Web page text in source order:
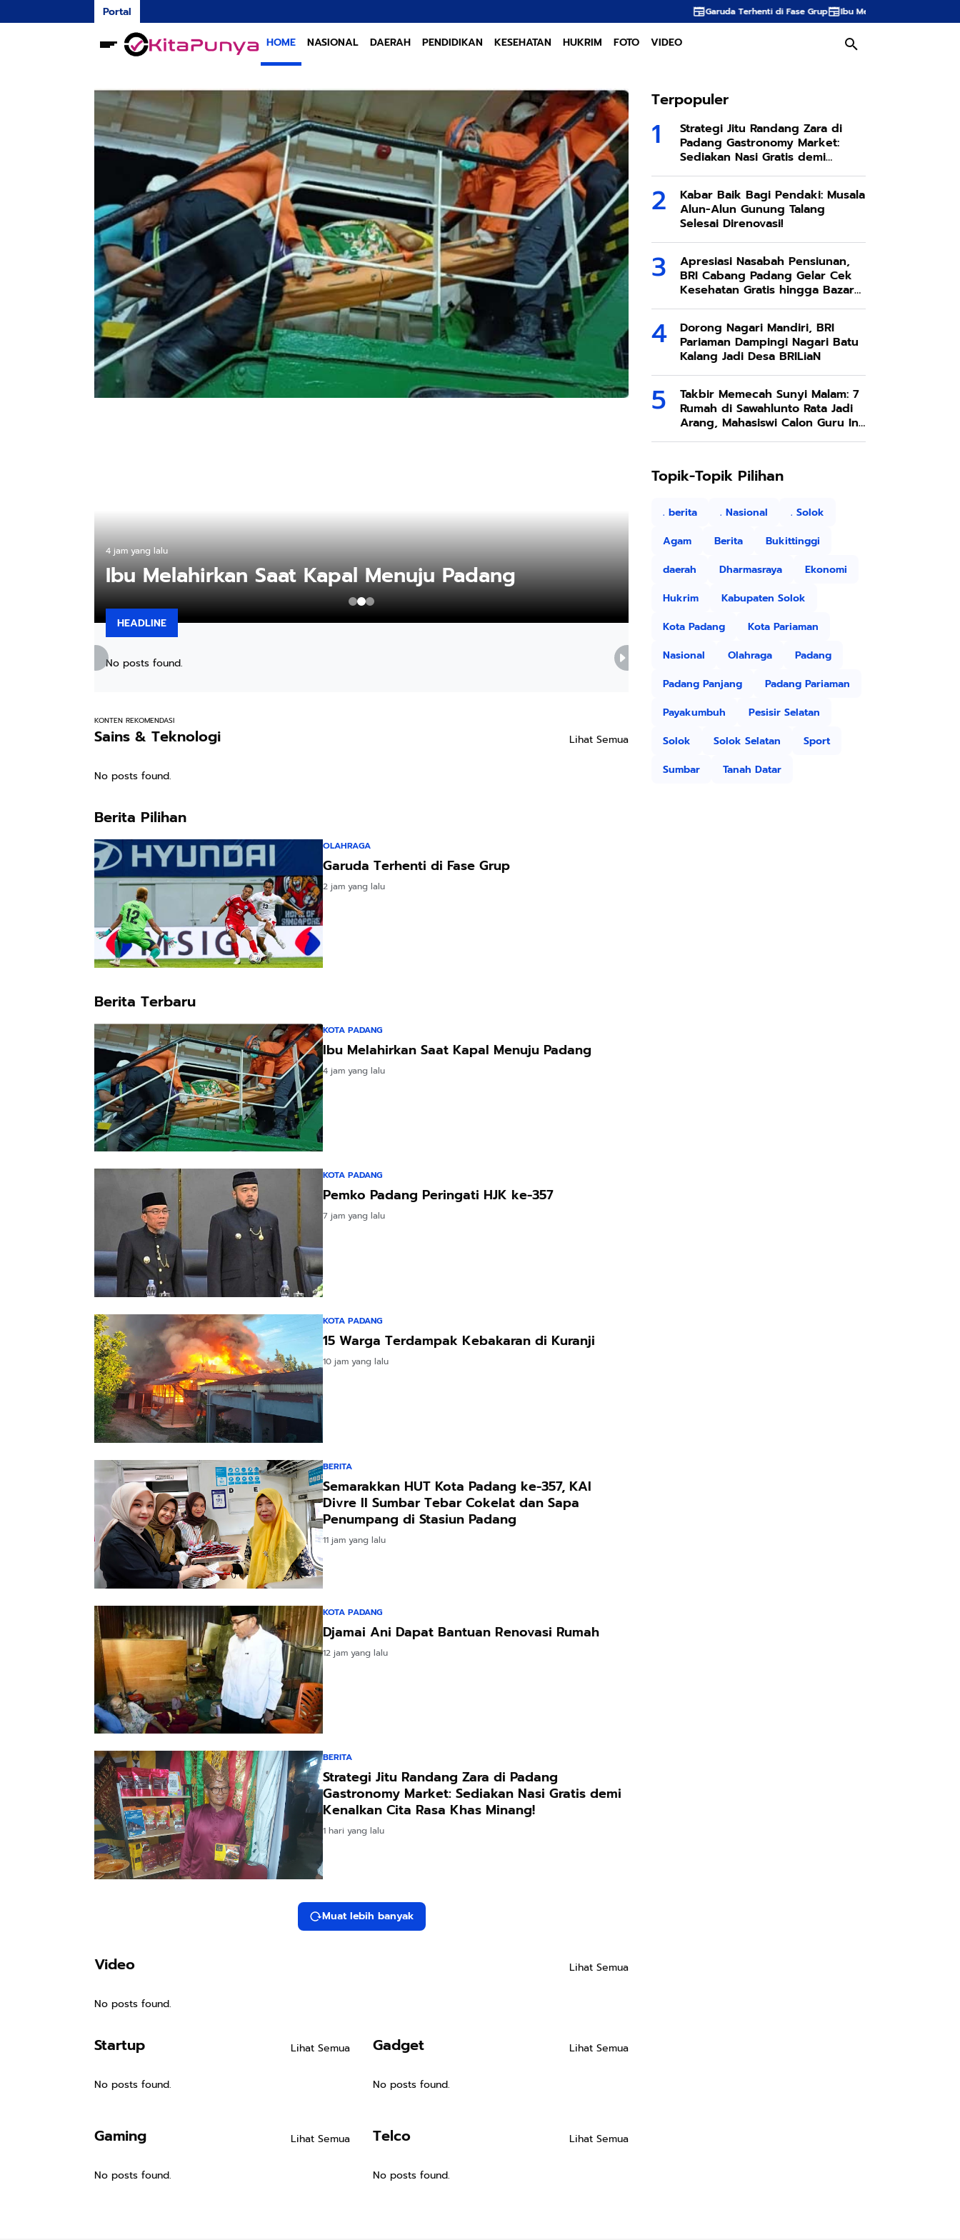
Portal Garuda Terhenti di Fase Grup Ibu Melahirkan Saat Kapal Menuju
HOME NASIONAL DAERAH PENDIDIKAN KESEHATAN HUKRIM FOTO VIDEO
HEADLINE
4 jam yang lalu
Ibu Melahirkan Saat Kapal Menuju Padang
7 jam yang lalu
Pemko Padang Peringati HJK
No posts found.
KONTEN REKOMENDASI
Sains & Teknologi Lihat Semua
No posts found.
Berita Pilihan
OLAHRAGA
Garuda Terhenti di Fase Grup
2 jam yang lalu
Berita Terbaru
KOTA PADANG
Ibu Melahirkan Saat Kapal Menuju Padang
4 jam yang lalu
KOTA PADANG
Pemko Padang Peringati HJK ke-357
7 jam yang lalu
KOTA PADANG
15 Warga Terdampak Kebakaran di Kuranji
10 jam yang lalu
BERITA
Semarakkan HUT Kota Padang ke-357, KAI
Divre II Sumbar Tebar Cokelat dan Sapa
Penumpang di Stasiun Padang
11 jam yang lalu
KOTA PADANG
Djamai Ani Dapat Bantuan Renovasi Rumah
12 jam yang lalu
BERITA
Strategi Jitu Randang Zara di Padang
Gastronomy Market: Sediakan Nasi Gratis demi
Kenalkan Cita Rasa Khas Minang!
1 hari yang lalu
Muat lebih banyak
Video Lihat Semua
No posts found.
Startup Lihat Semua
No posts found.
Gadget Lihat Semua
No posts found.
Gaming Lihat Semua
No posts found.
Telco Lihat Semua
No posts found.
Terpopuler
Strategi Jitu Randang Zara di
Padang Gastronomy Market:
Sediakan Nasi Gratis demi
Kenalkan Cita Rasa Khas Minang!
Kabar Baik Bagi Pendaki: Musala
Alun-Alun Gunung Talang
Selesai Direnovasi!
Apresiasi Nasabah Pensiunan,
BRI Cabang Padang Gelar Cek
Kesehatan Gratis hingga Bazar
UMKM
Dorong Nagari Mandiri, BRI
Pariaman Dampingi Nagari Batu
Kalang Jadi Desa BRILiaN
Takbir Memecah Sunyi Malam: 7
Rumah di Sawahlunto Rata Jadi
Arang, Mahasiswi Calon Guru Ini
Butuh Uluran Tangan
Topik-Topik Pilihan
. berita . Nasional
. Solok
Agam
Berita
Bukittinggi
daerah
Dharmasraya
Ekonomi
Hukrim
Kabupaten Solok
Kota Padang
Kota Pariaman
Nasional
Olahraga
Padang
Padang Panjang
Padang Pariaman
Payakumbuh
Pesisir Selatan
Solok
Solok Selatan
Sport
Sumbar
Tanah Datar